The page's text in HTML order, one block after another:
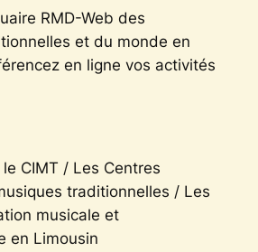
RMD-Web des
et du monde en
en ligne vos activités
CIMT / Les Centres
traditionnelles / Les
musicale et
en Limousin